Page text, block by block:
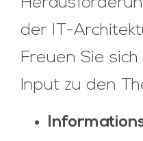
der IT-
Freuen Sie
Input zu den